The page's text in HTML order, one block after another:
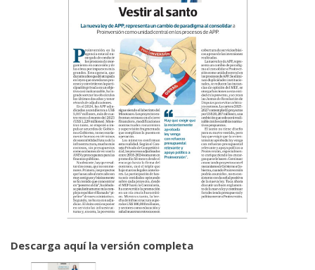
Descarga aquí la versión completa